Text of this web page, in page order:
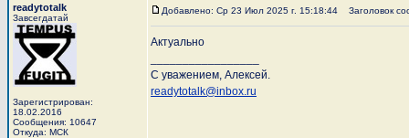
readytotalk
Завсегдатай
Зарегистрирован:
18.02.2016
Сообщения: 10647
Откуда: МСК
Добавлено: Ср 23 Июл 2025 г. 15:18:44 Заголовок
Актуально
С уважением, Алексей.
readytotalk@inbox.ru